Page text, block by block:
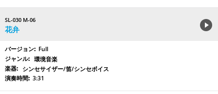
SL-030 M-06
花弁
Full
環境音楽
シンセサイザー/笛/シンセボイス
3:31